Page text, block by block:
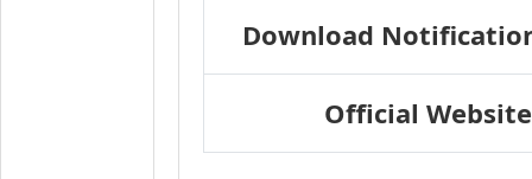
Download
Official Website